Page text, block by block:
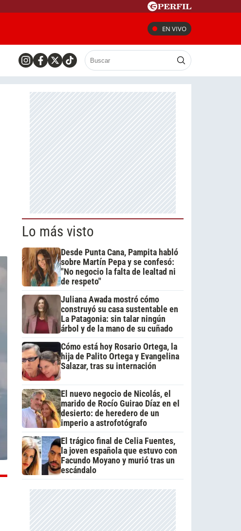
EN VIVO
Lo más visto
Desde Punta Cana, Pampita habló
sobre Martín Pepa y se confesó:
"No negocio la falta de lealtad ni
de respeto"
Juliana Awada mostró cómo
construyó su casa sustentable en
La Patagonia: sin talar ningún
árbol y de la mano de su cuñado
Cómo está hoy Rosario Ortega, la
hija de Palito Ortega y Evangelina
Salazar, tras su internación
El nuevo negocio de Nicolás, el
marido de Rocío Guirao Díaz en el
desierto: de heredero de un
imperio a astrofotógrafo
El trágico final de Celia Fuentes,
la joven española que estuvo con
Facundo Moyano y murió tras un
escándalo